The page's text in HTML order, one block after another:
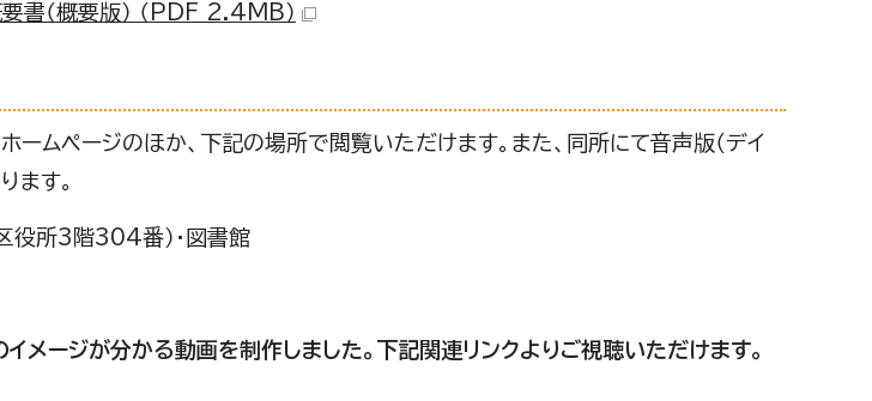
書（概要版） （PDF 2.4MB）
ームページのほか、下記の場所で閲覧いただけます。また、同所にて音声版（デイ
ます。
役所3階304番）・図書館
メージが分かる動画を制作しました。下記関連リンクよりご視聴いただけます。